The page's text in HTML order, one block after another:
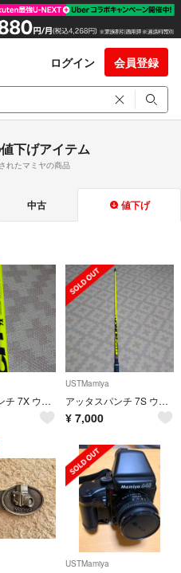
ログイン 会員登録
下げアイテム
れたマミヤの商品
中古 値下げ
アッタスパンチ 7X ウッド用シャフト
USTMamiya
アッタスパンチ 7S ウッド用シャフト
¥ 7,000
USTMamiya